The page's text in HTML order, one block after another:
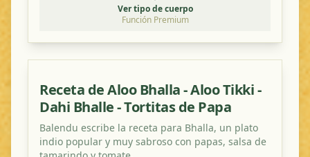
Ver tipo de cuerpo
Función Premium
Receta de Aloo Bhalla - Aloo Tikki -
Dahi Bhalle - Tortitas de Papa
Balendu escribe la receta para Bhalla, un plato
indio popular y muy sabroso con papas, salsa de